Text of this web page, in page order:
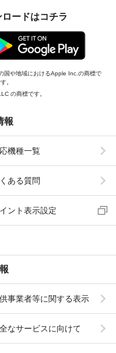
ードはコチラ
国や地域におけるApple Inc.の商標で
。
の商標です。
報
機種一覧
ある質問
ント表示設定
事業者等に関する表示
なサービスに向けて